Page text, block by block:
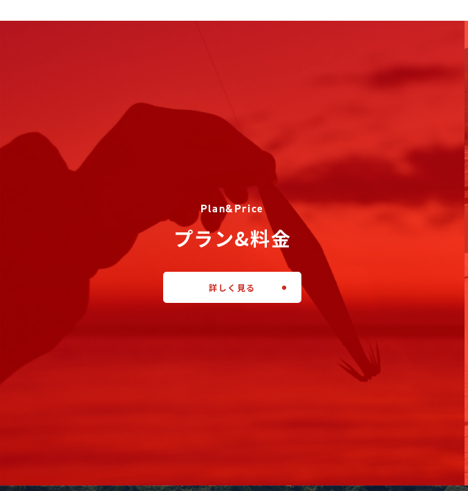
Plan&Price
プラン&料金
詳しく見る